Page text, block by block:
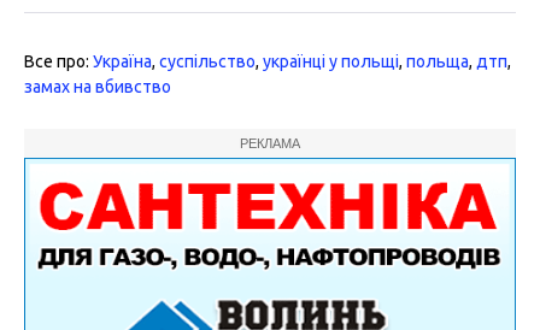
Все про: Україна, суспільство, українці у польщі, польща, дтп,
замах на вбивство
РЕКЛАМА